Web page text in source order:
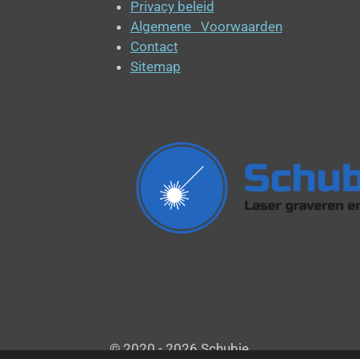
Privacy beleid
Algemene Voorwaarden
Contact
Sitemap
© 2020 - 2026 Schubie